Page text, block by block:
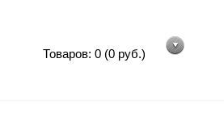
Товаров: 0 (0 руб.)